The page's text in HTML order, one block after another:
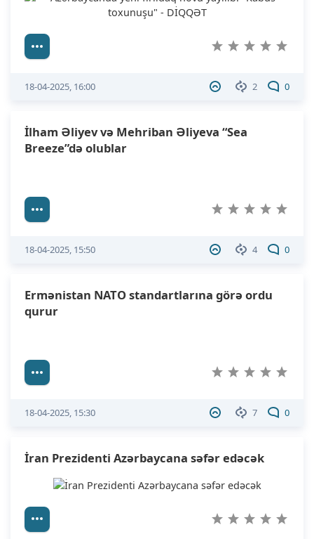
2 0
18-04-2025, 16:00
İlham Əliyev və Mehriban Əliyeva “Sea
Breeze”də olublar
4 0
18-04-2025, 15:50
Ermənistan NATO standartlarına görə ordu
qurur
7 0
18-04-2025, 15:30
İran Prezidenti Azərbaycana səfər edəcək